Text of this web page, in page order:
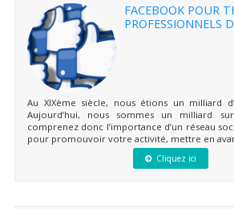
FACEBOOK POUR
PROFESSIONNELS
Au XIXème siècle, nous étions un milliard
Aujourd’hui, nous sommes un milliard
comprenez donc l’importance d’un réseau
pour promouvoir votre activité, mettre en
Cliquez ici